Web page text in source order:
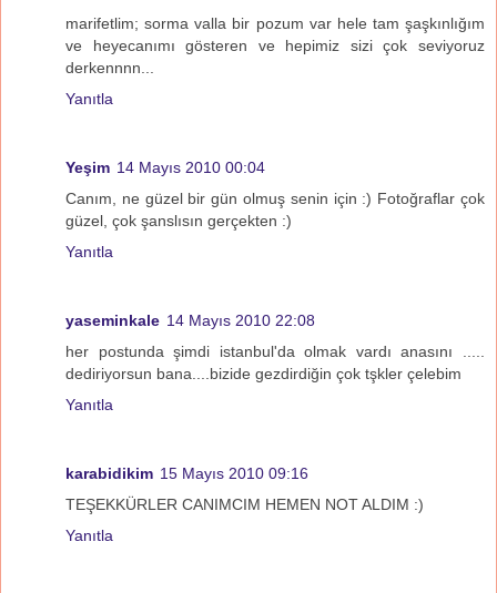
marifetlim; sorma valla bir pozum var hele tam şaşkınlığım
ve heyecanımı gösteren ve hepimiz sizi çok seviyoruz
derkennnn...
Yanıtla
Yeşim 14 Mayıs 2010 00:04
Canım, ne güzel bir gün olmuş senin için :) Fotoğraflar çok
güzel, çok şanslısın gerçekten :)
Yanıtla
yaseminkale 14 Mayıs 2010 22:08
her postunda şimdi istanbul'da olmak vardı anasını .....
dediriyorsun bana....bizide gezdirdiğin çok tşkler çelebim
Yanıtla
karabidikim 15 Mayıs 2010 09:16
TEŞEKKÜRLER CANIMCIM HEMEN NOT ALDIM :)
Yanıtla